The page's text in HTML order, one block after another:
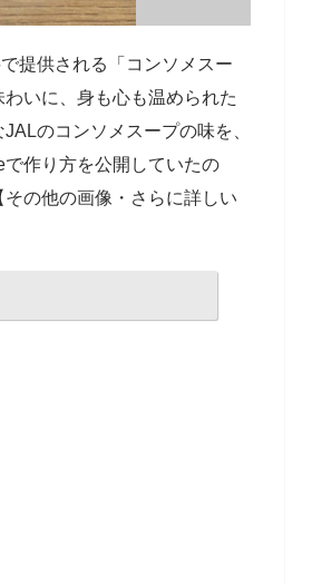
提供される「コンソメスー
いに、身も心も温められた
のコンソメスープの味を、
作り方を公開していたの
の他の画像・さらに詳しい